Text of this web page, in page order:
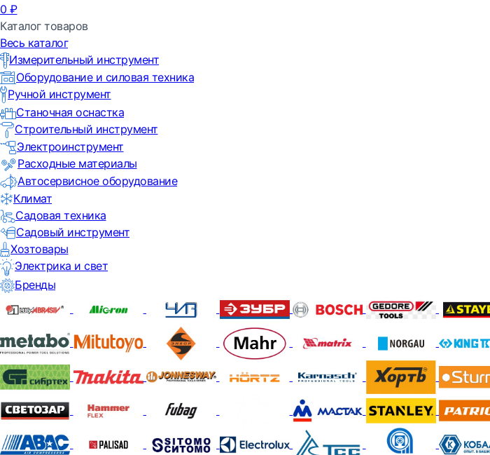
0 ₽
Каталог товаров
Весь каталог
Измерительный инструмент
Оборудование и силовая техника
Ручной инструмент
Станочная оснастка
Строительный инструмент
Электроинструмент
Расходные материалы
Автосервисное оборудование
Климат
Садовая техника
Садовый инструмент
Хозтовары
Электрика и свет
Бренды